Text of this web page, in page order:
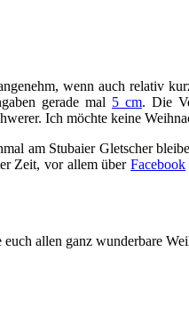
wenn auch relativ
gerade mal 5 cm. Die
Ich möchte keine
am Stubaier Gletscher
Zeit, vor allem überFacebook
euch allen ganz wunderbare